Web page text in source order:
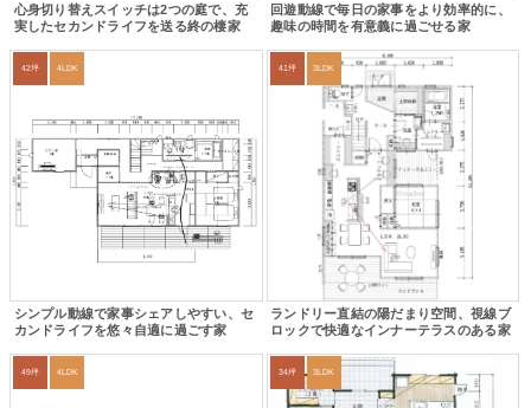
心身切り替えスイッチは2つの庭で、充
実したセカンドライフを送る終の棲家
回遊動線で毎日の家事をより効率的に、
趣味の時間を有意義に過ごせる家
42坪 4LDK
シンプル動線で家事シェアしやすい、セ
カンドライフを悠々自適に過ごす家
41坪 3LDK
ランドリー直結の陽だまり空間、視線ブ
ロックで快適なインナーテラスのある家
49坪 4LDK 34坪 3LDK